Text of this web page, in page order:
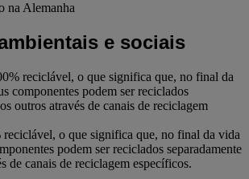
na Alemanha
e sociais
reciclável, o que significa que, no final da
componentes podem ser reciclados
outros através de canais de reciclagem
reciclável, o que significa que, no final da vida
podem ser reciclados separadamente
de canais de reciclagem específicos.